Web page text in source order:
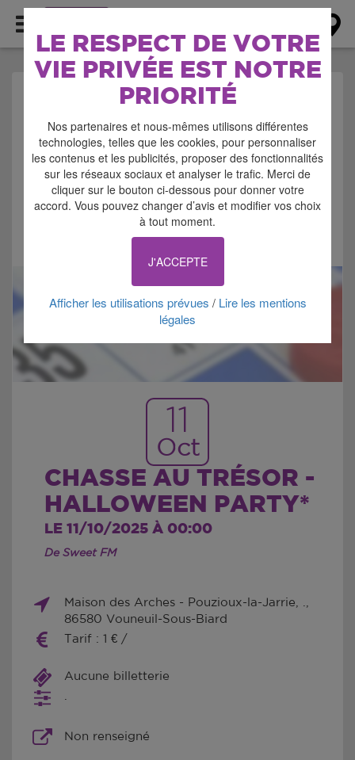
LE RESPECT DE VOTRE
VIE PRIVÉE EST NOTRE
PRIORITÉ
Nos partenaires et nous-mêmes utilisons différentes
technologies, telles que les cookies, pour personnaliser
les contenus et les publicités, proposer des fonctionnalités
sur les réseaux sociaux et analyser le trafic. Merci de
cliquer sur le bouton ci-dessous pour donner votre
accord. Vous pouvez changer d’avis et modifier vos choix
à tout moment.
J'ACCEPTE
Afficher les utilisations prévues / Lire les mentions
légales
AGENDA > JEU -
ATELIER
11
Oct
CHASSE AU TRÉSOR -
HALLOWEEN PARTY*
LE 11/10/2025 À 00:00
De Sweet FM
Maison des Arches - Pouzioux-la-Jarrie, .,
86580 Vouneuil-Sous-Biard
Tarif : 1 € /
Aucune billetterie
Non renseigné